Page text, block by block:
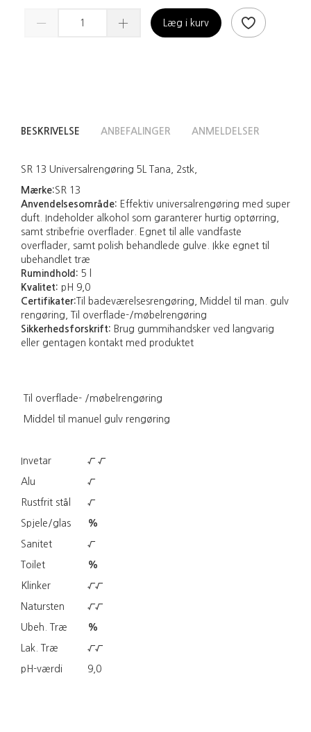
Læg i kurv
BESKRIVELSE ANBEFALINGER ANMELDELSER
SR 13 Universalrengøring 5L Tana, 2stk,
Mærke:SR 13
Anvendelsesområde: Effektiv universalrengøring med super
duft. Indeholder alkohol som garanterer hurtig optørring,
samt stribefrie overflader. Egnet til alle vandfaste
overflader, samt polish behandlede gulve. Ikke egnet til
ubehandlet træ
Rumindhold: 5 l
Kvalitet: pH 9,0
Certifikater: Til badeværelsesrengøring, Middel til man. gulv
rengøring, Til overflade-/møbelrengøring
Sikkerhedsforskrift: Brug gummihandsker ved langvarig
eller gentagen kontakt med produktet
Til overflade- /møbelrengøring
Middel til manuel gulv rengøring
Invetar √ √
Alu √
Rustfrit stål √
Spjele/glas %
Sanitet √
Toilet %
Klinker √√
Natursten √√
Ubeh. Træ %
Lak. Træ √√
pH-værdi 9,0